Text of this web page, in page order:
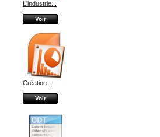
L'industrie...
Voir
Création...
Voir